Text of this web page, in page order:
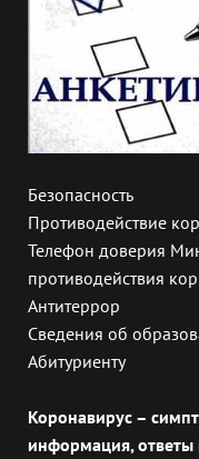
Безопасность
Противодействие
Телефон доверия
противодействия
Антитеррор
Сведения об
Абитуриенту
Коронавирус –
информация,